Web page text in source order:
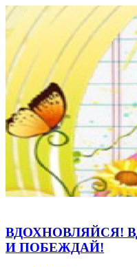
ВДОХНОВЛЯЙСЯ!
И ПОБЕЖДАЙ!